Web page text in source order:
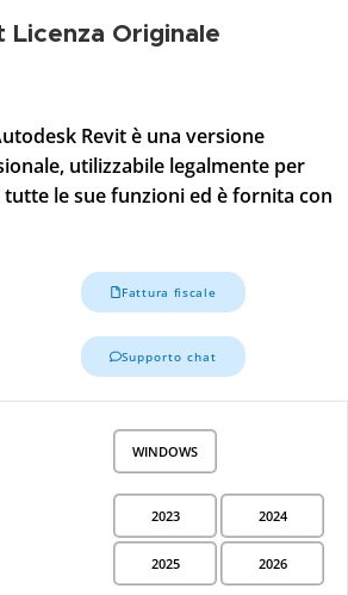
Originale
Revit è una versione
utilizzabile legalmente per
le sue funzioni ed è fornita con
Fattura fiscale
Supporto chat
WINDOWS
2023 2024
2025 2026